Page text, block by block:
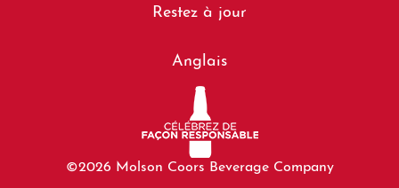
Restez à jour
Anglais
©2026 Molson Coors Beverage Company